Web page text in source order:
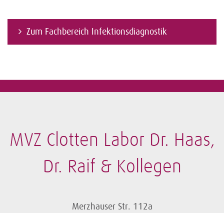
Zum Fachbereich Infektionsdiagnostik
MVZ Clotten Labor Dr. Haas,
Dr. Raif & Kollegen
Merzhauser Str. 112a